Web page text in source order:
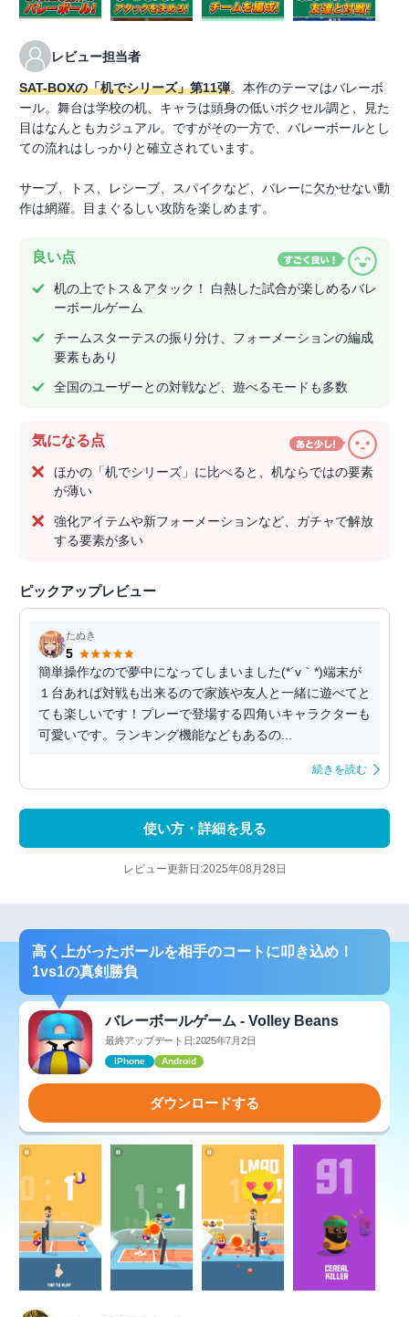
レビュー担当者
SAT-BOXの「机でシリーズ」第11弾。本作のテーマはバレーボ
ール。舞台は学校の机、キャラは頭身の低いボクセル調と、見た
目はなんともカジュアル。ですがその一方で、バレーボールとし
ての流れはしっかりと確立されています。
サーブ、トス、レシーブ、スパイクなど、バレーに欠かせない動
作は網羅。目まぐるしい攻防を楽しめます。
良い点
机の上でトス＆アタック！ 白熱した試合が楽しめるバレ
ーボールゲーム
チームスターテスの振り分け、フォーメーションの編成
要素もあり
全国のユーザーとの対戦など、遊べるモードも多数
気になる点
ほかの「机でシリーズ」に比べると、机ならではの要素
が薄い
強化アイテムや新フォーメーションなど、ガチャで解放
する要素が多い
ピックアップレビュー
たぬき
5
簡単操作なので夢中になってしまいました(*´v｀*)端末が
１台あれば対戦も出来るので家族や友人と一緒に遊べてと
ても楽しいです！プレーで登場する四角いキャラクターも
可愛いです。ランキング機能などもあるの...
続きを読む
使い方・詳細を見る
レビュー更新日:2025年08月28日
高く上がったボールを相手のコートに叩き込め！
1vs1の真剣勝負
バレーボールゲーム - Volley Beans
最終アップデート日:2025年7月2日
iPhone Android
ダウンロードする